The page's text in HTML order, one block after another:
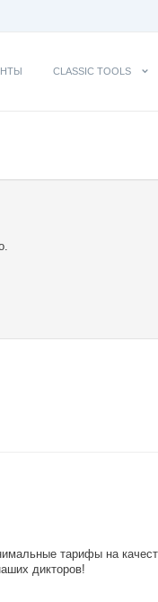
CLASSIC TOOLS
тарифы на
дикторов!